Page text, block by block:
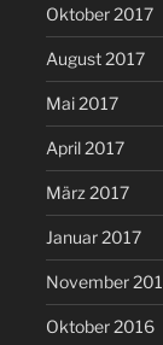
Oktober 2017
August 2017
Mai 2017
April 2017
März 2017
Januar 2017
November
Oktober 2016